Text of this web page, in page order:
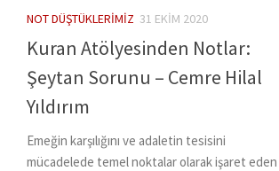
NOT DÜŞTÜKLERIMIZ 31 EKIM 2020
Kuran Atölyesinden Notlar:
Şeytan Sorunu – Cemre Hilal
Yıldırım
Emeğin karşılığını ve adaletin tesisini
mücadelede temel noktalar olarak işaret eden